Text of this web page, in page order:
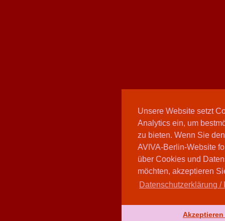
Unsere Website setzt
Analytics ein, um
zu bieten. Wenn Sie
AVIVA-Berlin-Website
über Cookies und
möchten, akzeptieren
Datenschutzerklärung /